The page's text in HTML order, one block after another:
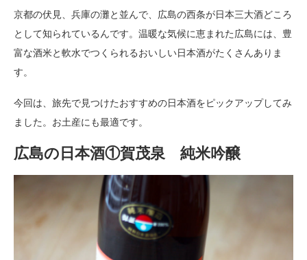
京都の伏見、兵庫の灘と並んで、広島の西条が日本三大酒どころ
として知られているんです。温暖な気候に恵まれた広島には、豊
富な酒米と軟水でつくられるおいしい日本酒がたくさんありま
す。
今回は、旅先で見つけたおすすめの日本酒をピックアップしてみ
ました。お土産にも最適です。
広島の日本酒①賀茂泉 純米吟醸